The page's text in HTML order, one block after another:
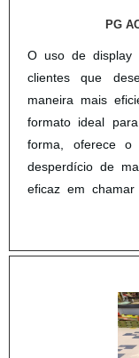
PG
O uso de display
clientes que
maneira mais
formato ideal
forma, oferece
desperdício de
eficaz em chamar
isso, o